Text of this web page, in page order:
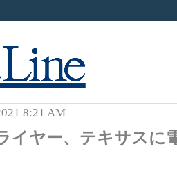
8:21 AM
イヤー、テキサスに